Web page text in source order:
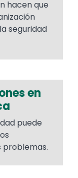
hacen que
seguridad
en
puede
problemas.